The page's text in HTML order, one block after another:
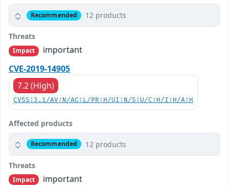
Recommended 12 products
Threats
Impact
important
CVE-2019-14905
7.2 (High)
CVSS:3.1/AV:N/AC:L/PR:H/UI:N/S:U/C:H/I:H/A:H
Affected products
Recommended 12 products
Threats
Impact
important